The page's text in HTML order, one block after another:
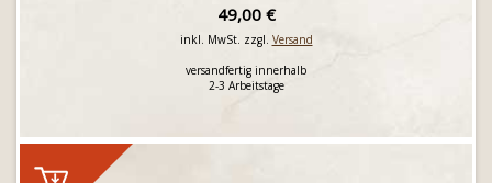
49,00 €
inkl. MwSt. zzgl. Versand
versandfertig innerhalb
2-3 Arbeitstage